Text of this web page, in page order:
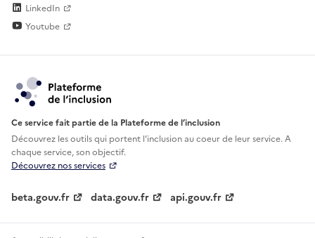
LinkedIn
Youtube
Ce service fait partie de la Plateforme de l’inclusion
Découvrez les outils qui portent l'inclusion aucoeur de leur service. A
chaque service, son objectif.
Découvrez nos services
beta.gouv.fr data.gouv.fr api.gouv.fr